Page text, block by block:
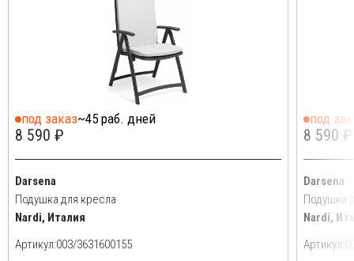
под заказ~45 раб. дней
8 590 ₽
Darsena
Подушка для кресла
Nardi, Италия
Артикул:
под
8 590 ₽
Darsena
Подушка
Nardi,
Артикул: